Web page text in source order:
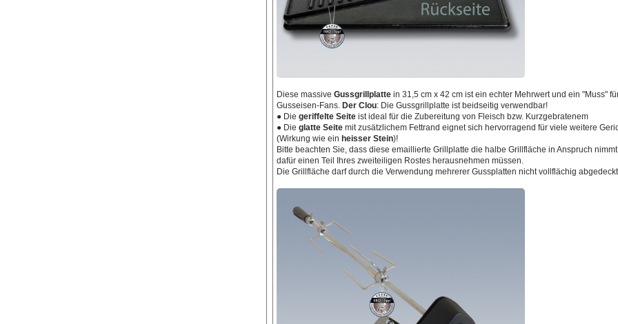
Diese massive Gussgrillplattein 31,5 cm x 42 cm ist ein echter Mehrwert und ein "Muss"
Gusseisen-Fans. Der Clou: Die Gussgrillplatte ist beidseitig verwendbar!
● Die geriffelte Seiteist ideal für die Zubereitung von Fleisch bzw. Kurzgebratenem
● Die glatte Seitemit zusätzlichem Fettrand eignet sich hervorragend für viele weitere
(Wirkung wie ein heisser Stein)!
Bitte beachten Sie, dass diese emaillierte Grillplatte die halbe Grillfläche in Anspruch
dafür einen Teil Ihres zweiteiligen Rostes herausnehmen müssen.
Die Grillfläche darf durch die Verwendung mehrerer Gussplatten nicht vollflächig